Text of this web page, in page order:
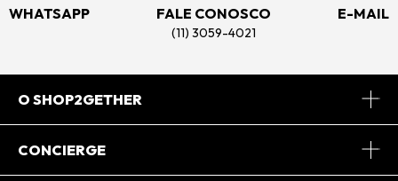
WHATSAPP FALE CONOSCO
(11) 3059-4021
E-MAIL
O SHOP2GETHER
Sobre Nós
CONCIERGE